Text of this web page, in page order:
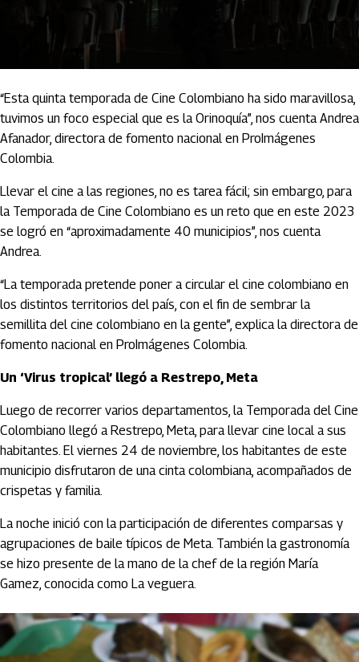
“Esta quinta temporada de Cine Colombiano ha sido maravillosa,
tuvimos un foco especial que es la Orinoquía”, nos cuenta Andrea
Afanador, directora de fomento nacional en ProImágenes
Colombia.
Llevar el cine a las regiones, no es tarea fácil; sin embargo, para
la Temporada de Cine Colombiano es un reto que en este 2023
se logró en “aproximadamente 40 municipios”, nos cuenta
Andrea.
“La temporada pretende poner a circular el cine colombiano en
los distintos territorios del país, con el fin de sembrar la
semillita del cine colombiano en la gente”, explica la directora de
fomento nacional en ProImágenes Colombia.
Un ‘Virus tropical’ llegó a Restrepo, Meta
Luego de recorrer varios departamentos, la Temporada del Cine
Colombiano llegó a Restrepo, Meta, para llevar cine local a sus
habitantes. El viernes 24 de noviembre, los habitantes de este
municipio disfrutaron de una cinta colombiana, acompañados de
crispetas y familia.
La noche inició con la participación de diferentes comparsas y
agrupaciones de baile típicos de Meta. También la gastronomía
se hizo presente de la mano de la chef de la región María
Gamez, conocida como La veguera.